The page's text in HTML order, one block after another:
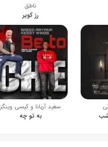
ناطق
رز کویر
شب
سعید آریانا و کیسی وینگز
به تو چه